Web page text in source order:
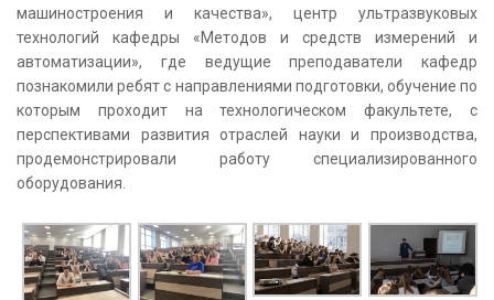
машиностроения и качества», центр ультразвуковых
технологий кафедры «Методов и средств измерений и
автоматизации», где ведущие преподаватели кафедр
познакомили ребят с направлениями подготовки, обучение по
которым проходит на технологическом факультете, с
перспективами развития отраслей науки и производства,
продемонстрировали работу специализированного
оборудования.